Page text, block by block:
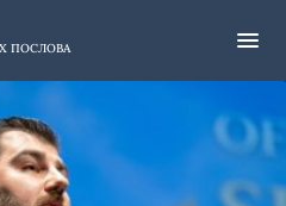
ПОСЛОВА